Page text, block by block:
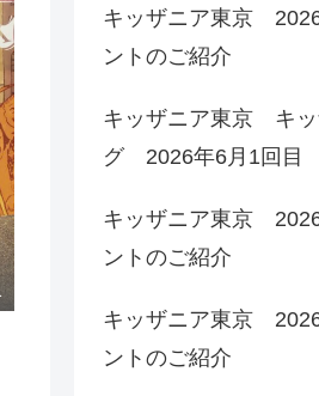
キッザニア東京
ントのご紹介
キッザニア東京 キッ
グ 2026年6月1回目
キッザニア東京
ントのご紹介
キッザニア東京
ントのご紹介